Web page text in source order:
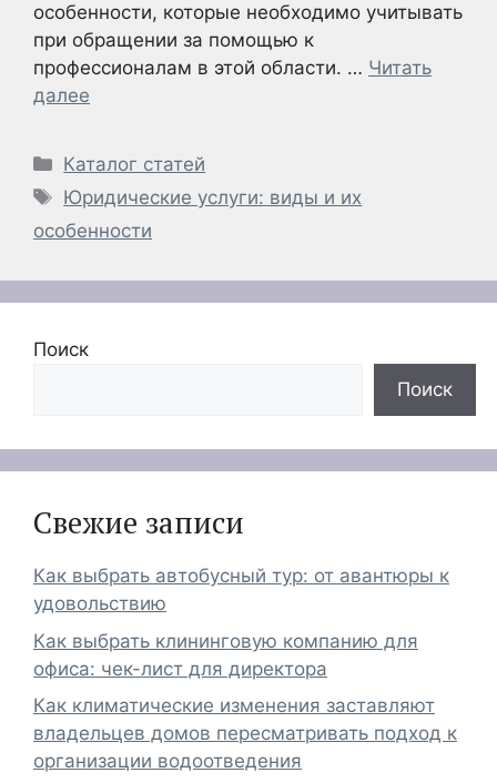
особенности, которые необходимо учитывать
при обращении за помощью к
профессионалам в этой области. … Читать
далее
Рубрики
Каталог статей
Метки
Юридические услуги: виды и их
особенности
Поиск
Поиск
Свежие записи
Как выбрать автобусный тур: от авантюры к
удовольствию
Как выбрать клининговую компанию для
офиса: чек-лист для директора
Как климатические изменения заставляют
владельцев домов пересматривать подход к
организации водоотведения